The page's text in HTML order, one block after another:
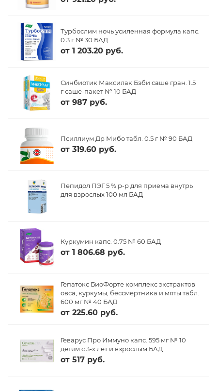
Турбослим ночь усиленная формула капс.
0.3 г № 30 БАД
от 1 203.20 руб.
Синбиотик Максилак Бэби саше гран. 1.5
г саше-пакет № 10 БАД
от 987 руб.
Псиллиум Др Мибо табл. 0.5 г № 90 БАД
от 319.60 руб.
Пепидол ПЭГ 5 % р-р для приема внутрь
для взрослых 100 мл БАД
Куркумин капс. 0.75 № 60 БАД
от 1 806.68 руб.
Гепатокс БиоФорте комплекс экстрактов
овса, куркумы, бессмертника и мяты табл.
600 мг № 40 БАД
от 225.60 руб.
Геварус Про Иммуно капс. 595 мг № 10
детям с 3-х лет и взрослым БАД
от 517 руб.